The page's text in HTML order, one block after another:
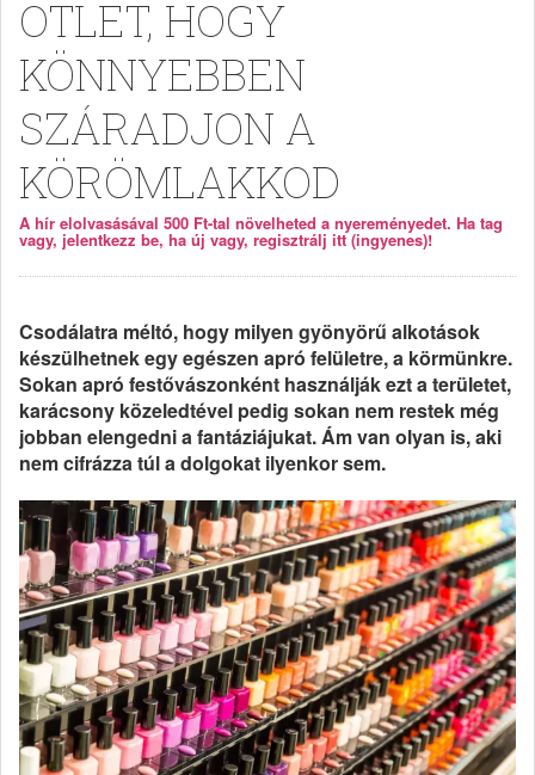
ÖTLET, HOGY
KÖNNYEBBEN
SZÁRADJON A
KÖRÖMLAKKOD
A hír elolvasásával 500 Ft-tal növelheted a nyereményedet. Ha tag
vagy, jelentkezz be, ha új vagy, regisztrálj itt (ingyenes)!
Csodálatra méltó, hogy milyen gyönyörű alkotások
készülhetnek egy egészen apró felületre, a körmünkre.
Sokan apró festővászonként használják ezt a területet,
karácsony közeledtével pedig sokan nem restek még
jobban elengedni a fantáziájukat. Ám van olyan is, aki
nem cifrázza túl a dolgokat ilyenkor sem.